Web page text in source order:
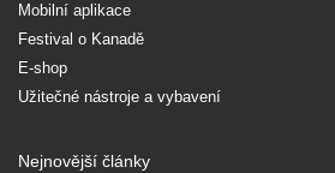
Mobilní aplikace
Festival o Kanadě
E-shop
Užitečné nástroje a vybavení
Nejnovější články